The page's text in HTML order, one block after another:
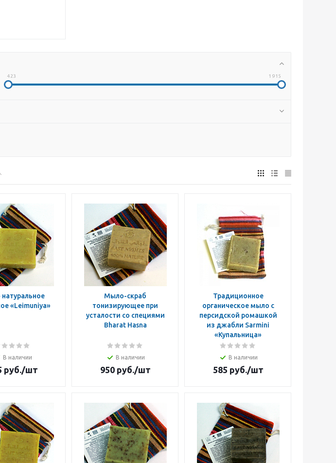
423 1 915
«Leimuniya»
В наличии
руб./шт
Мыло-скраб
тонизирующее при
усталости со специями
Bharat Hasna
В наличии
950руб./шт
Традиционное
органическое мыло с
персидской ромашкой
из джабли Sarmini
«Купальница»
В наличии
585 руб./шт